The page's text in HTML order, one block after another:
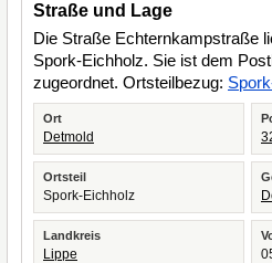
Straße und Lage
Die Straße Echternkampstraße
Spork-Eichholz. Sie ist dem
zugeordnet. Ortsteilbezug:
Ort
Detmold
Ortsteil
Spork-Eichholz
Landkreis
Lippe